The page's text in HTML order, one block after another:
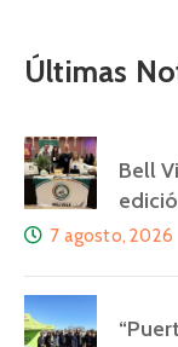
Últimas
Bell
7 agosto, 2026